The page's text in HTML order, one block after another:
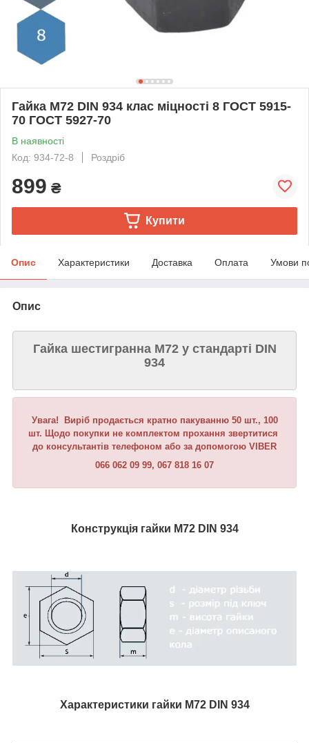
Гайка M72 DIN 934 клас міцності 8 ГОСТ 5915-
70 ГОСТ 5927-70
В наявності
Код: 934-72-8
Роздріб
899 ₴
Купити
Опис Характеристики Доставка Оплата Умови
Опис
Гайка шестигранна М72 у стандарті DIN
934
Увага! Виріб продається кратно пакуванню 50 шт., 100
шт. Щодо покупки не комплектом прохання звертитися
до консультантів телефоном або за допомогою VIBER
066 062 09 99, 067 818 16 07
Конструкція гайки М72 DIN 934
Характеристики гайки М72 DIN 934